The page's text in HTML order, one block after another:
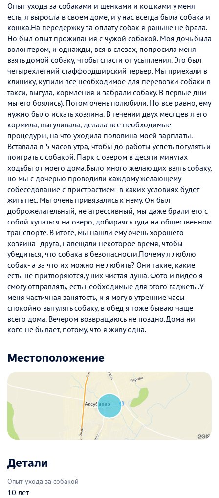
Опыт ухода за собаками и щенками и кошками у меня
есть, я выросла в своем доме, и у нас всегда была собака и
кошка.На передержку за оплату собак я раньше не брала.
Но был опыт проживания с чужой собакой. Моя дочь была
волонтером, и однажды, вся в слезах, попросила меня
взять домой собаку, чтобы спасти от усыпления. Это был
четырехлетний стаффордширский терьер. Мы приехали в
клинику, купили все необходимое для перевозки собаки в
такси, выгула, кормления и забрали собаку. В первые дни
мы его боялись). Потом очень полюбили. Но все равно, ему
нужно было искать хозяина. В течении двух месяцев я его
кормила, выгуливала, делала все необходимые
процедуры, на что уходила половина моей зарплаты.
Вставала в 5 часов утра, чтобы до работы успеть погулять и
поиграть с собакой. Парк с озером в десяти минутах
ходьбы от моего дома.Было много желающих взять собаку,
но мы с дочерью проводили каждому желающему
собеседование с пристрастием- в каких условиях будет
жить пес. Мы очень привязались к нему. Он был
доброжелательный, не агрессивный, мы даже брали его с
собой купаться на озеро, добираясь туда на общественном
транспорте. В итоге, мы нашли ему очень хорошего
хозяина- друга, навещали некоторое время, чтобы
убедиться, что собака в безопасности.Почему я люблю
собак- а за что их можно не любить? Они такие, какие
есть, не притворяются,у них чистая душа. Фото и видео я
смогу отправлять, есть необходимые для этого гаджеты.У
меня частичная занятость, и я могу в утренние часы
спокойно выгулять собаку, в обед я тоже бываю чаще
всего дома. Вечером возвращаюсь не поздно.Дома ни
кого не бывает, потому, что я живу одна.
Местоположение
Детали
Опыт ухода за собакой
10 лет